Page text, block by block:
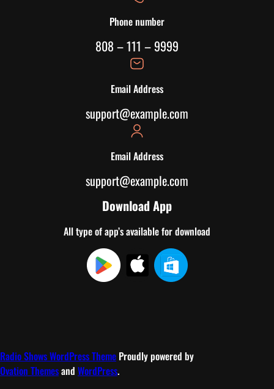
Phone number
808 – 111 – 9999
Email Address
support@example.com
Email Address
support@example.com
Download App
All type of app’s available for download
Radio Shows WordPress Theme Proudly powered by
Ovation Themesand WordPress.